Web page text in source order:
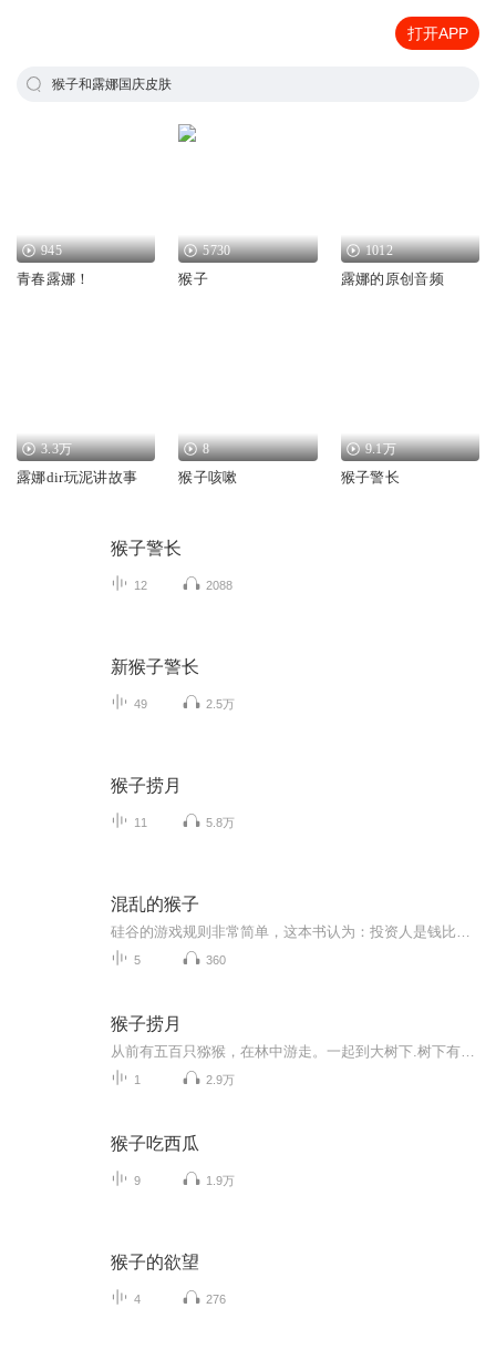
打开APP
猴子和露娜国庆皮肤
945
青春露娜！
5730
猴子
1012
露娜的原创音频
3.3万
露娜dir玩泥讲故事
8
猴子咳嗽
9.1万
猴子警长
猴子警长
12 2088
新猴子警长
49 2.5万
猴子捞月
11 5.8万
混乱的猴子
5 360
猴子捞月
1 2.9万
猴子吃西瓜
9 1.9万
猴子的欲望
4 276